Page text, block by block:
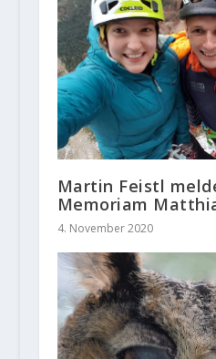
Martin Feistl
Memoriam
4. November 2020